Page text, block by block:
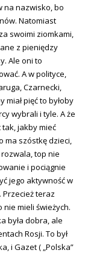
na nazwisko, bo
Natomiast
swoimi ziomkami,
z pieniędzy
Ale oni to
A w polityce,
Czarnecki,
pięć to byłoby
wybrali i tyle. A że
jakby mieć
ma szóstkę dzieci,
top nie
i pociągnie
jego aktywność w
Przecież teraz
mieli świeżych.
była dobra, ale
Rosji. To był
i Gazet ( „Polska”